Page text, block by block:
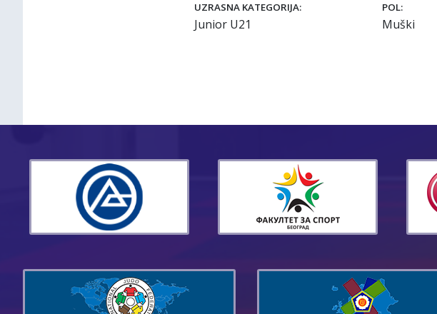
UZRASNA KATEGORIJA:
Junior U21
POL:
Muški